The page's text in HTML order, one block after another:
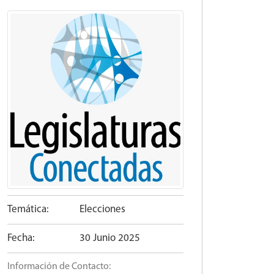
Temática: Elecciones
Fecha: 30 Junio 2025
Información de Contacto: